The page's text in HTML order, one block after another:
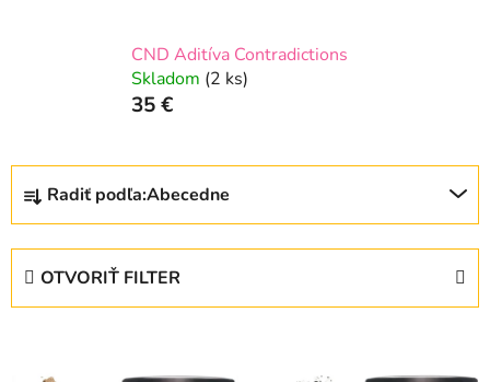
CND Aditíva Contradictions
Skladom (2 ks)
35 €
R
d
Radiť podľa:Abecedne
OTVORIŤ FILTER